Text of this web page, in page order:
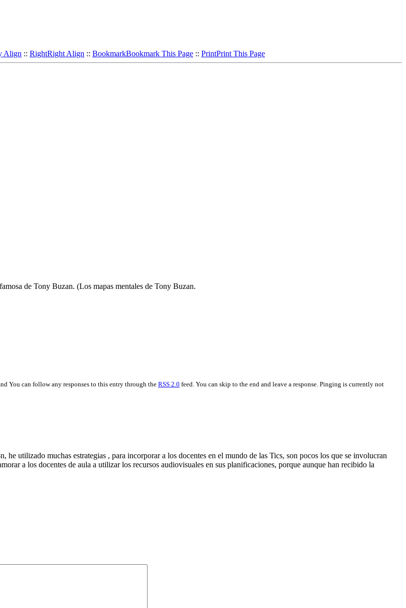
Align :: RightRight Align :: BookmarkBookmark This Page :: PrintPrint This Page
de Tony Buzan. (Los mapas mentales de Tony Buzan.
You can follow any responses to this entry through the RSS 2.0 feed. You can skip to the end and leave a response. Pinging is currently not
utilizado muchas estrategias , para incorporar a los docentes en el mundo de las Tics, son pocos los que se involucran
a los docentes de aula a utilizar los recursos audiovisuales en sus planificaciones, porque aunque han recibido la